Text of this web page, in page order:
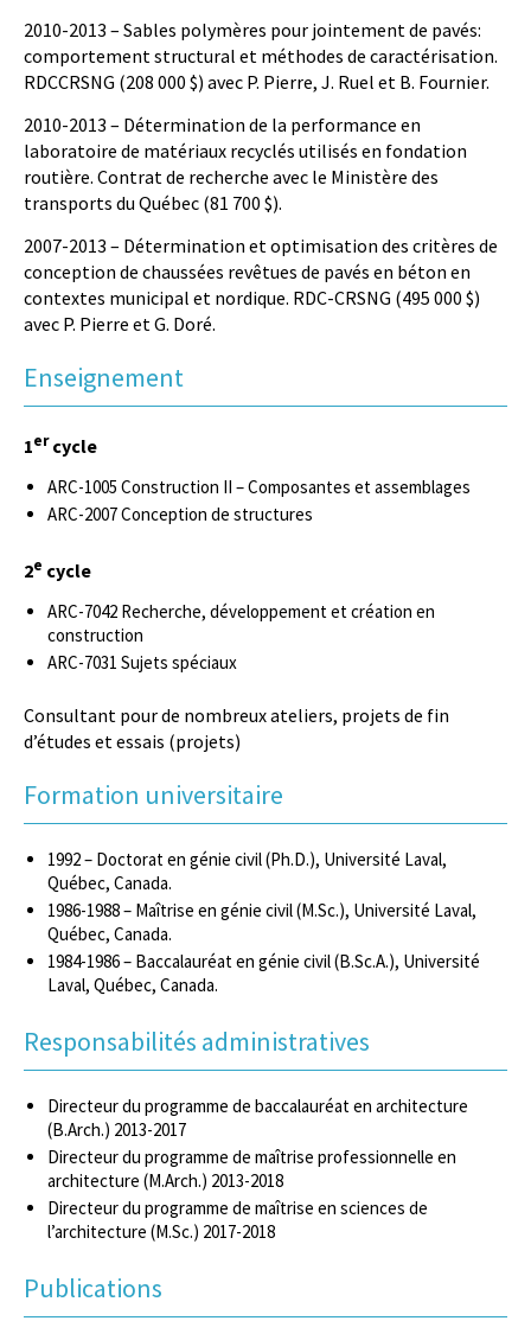
2010-2013 – Sables polymères pour jointement de pavés:
comportement structural et méthodes de caractérisation.
RDCCRSNG (208 000 $) avec P. Pierre, J. Ruel et B. Fournier.
2010-2013 – Détermination de la performance en
laboratoire de matériaux recyclés utilisés en fondation
routière. Contrat de recherche avec le Ministère des
transports du Québec (81 700 $).
2007-2013 – Détermination et optimisation des critères de
conception de chaussées revêtues de pavés en béton en
contextes municipal et nordique. RDC-CRSNG (495 000 $)
avec P. Pierre et G. Doré.
Enseignement
1ercycle
ARC-1005 Construction II – Composantes et assemblages
ARC-2007 Conception de structures
2e cycle
ARC-7042 Recherche, développement et création en
construction
ARC-7031 Sujets spéciaux
Consultant pour de nombreux ateliers, projets de fin
d’études et essais (projets)
Formation universitaire
1992 – Doctorat en génie civil (Ph.D.), Université Laval,
Québec, Canada.
1986-1988 – Maîtrise en génie civil (M.Sc.), Université Laval,
Québec, Canada.
1984-1986 – Baccalauréat en génie civil (B.Sc.A.), Université
Laval, Québec, Canada.
Responsabilités administratives
Directeur du programme de baccalauréat en architecture
(B.Arch.) 2013-2017
Directeur du programme de maîtrise professionnelle en
architecture (M.Arch.) 2013-2018
Directeur du programme de maîtrise en sciences de
l’architecture (M.Sc.) 2017-2018
Publications